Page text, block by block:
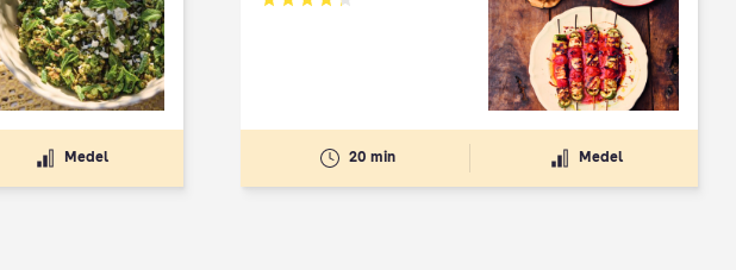
Medel
Betyg: 4.3 av 5
20 min Medel